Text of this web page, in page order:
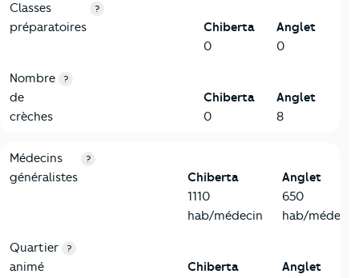
Classes
préparatoires
?
Chiberta
0
Anglet
0
Nombre
de
crèches
?
Chiberta
0
Anglet
8
5-Commerces
Critères Chiberta
Médecins
généralistes
?
Chiberta
1110
hab/médecin
Anglet
650
hab/médecin
Quartier
animé
?
Chiberta
Anglet